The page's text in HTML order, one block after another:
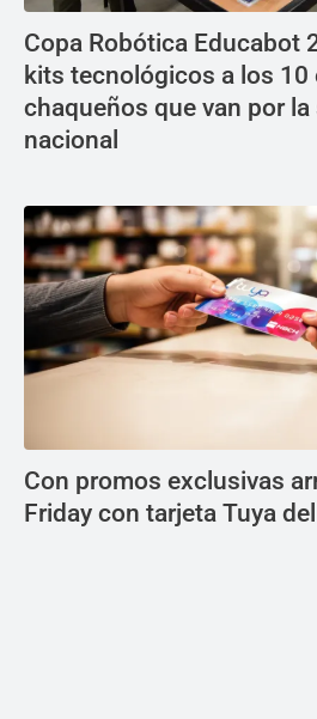
Copa Robótica Educabot
kits tecnológicos a los 10
chaqueños que van por la
nacional
Con promos exclusivas
Friday con tarjeta Tuya